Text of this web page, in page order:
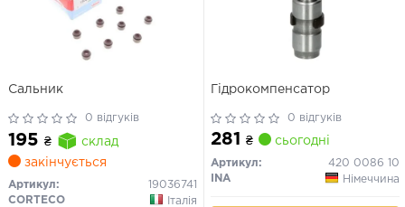
Сальник
0 відгуків
195 ₴
склад
закінчується
Артикул:
19036741
CORTECO
Італія
Гідрокомпенсатор
0 відгуків
281 ₴ сьогодні
Артикул:
420 0086 10
INA
Німеччина